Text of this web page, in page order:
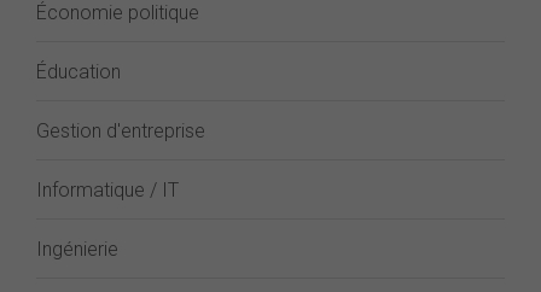
Économie politique
Éducation
Gestion d'entreprise
Informatique / IT
Ingénierie